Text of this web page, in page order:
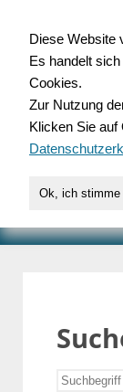
für
Diese Website
Es handelt
Cookies.
Zur Nutzung
Klicken Sie
Ok, ich stimme